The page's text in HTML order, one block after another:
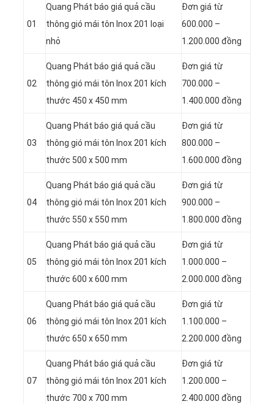
01
Quang Phát báo giá quả cầu
thông gió mái tôn Inox 201 loại
nhỏ
Đơn giá từ
600.000 –
1.200.000 đồng
02
Quang Phát báo giá quả cầu
thông gió mái tôn Inox 201 kích
thước 450 x 450 mm
Đơn giá từ
700.000 –
1.400.000 đồng
03
Quang Phát báo giá quả cầu
thông gió mái tôn Inox 201 kích
thước 500 x 500 mm
Đơn giá từ
800.000 –
1.600.000 đồng
04
Quang Phát báo giá quả cầu
thông gió mái tôn Inox 201 kích
thước 550 x 550 mm
Đơn giá từ
900.000 –
1.800.000 đồng
05
Quang Phát báo giá quả cầu
thông gió mái tôn Inox 201 kích
thước 600 x 600 mm
Đơn giá từ
1.000.000 –
2.000.000 đồng
06
Quang Phát báo giá quả cầu
thông gió mái tôn Inox 201 kích
thước 650 x 650 mm
Đơn giá từ
1.100.000 –
2.200.000 đồng
07
Quang Phát báo giá quả cầu
thông gió mái tôn Inox 201 kích
thước 700 x 700 mm
Đơn giá từ
1.200.000 –
2.400.000 đồng